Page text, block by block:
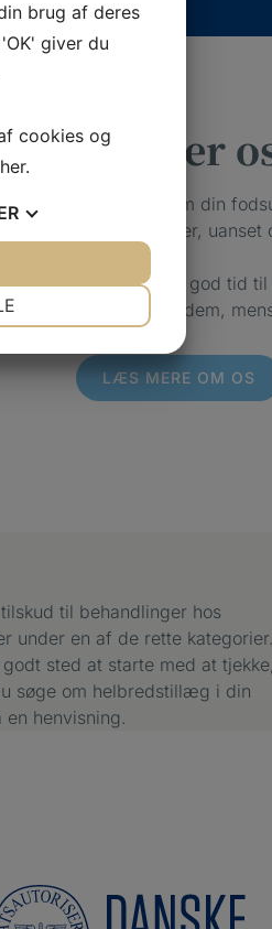
Vi giver
Vi kerer os om din
dig, hvor du er,
Hos os har vi god tid
årsagerne til dem,
LÆS MERE OM OS
til behandlinger hos
under en af de rette kategorier.
sted at starte med at tjekke,
søge om helbredstillæg i din
henvisning.
brug af deres
giver du
cookies og
her.
STATISTIK